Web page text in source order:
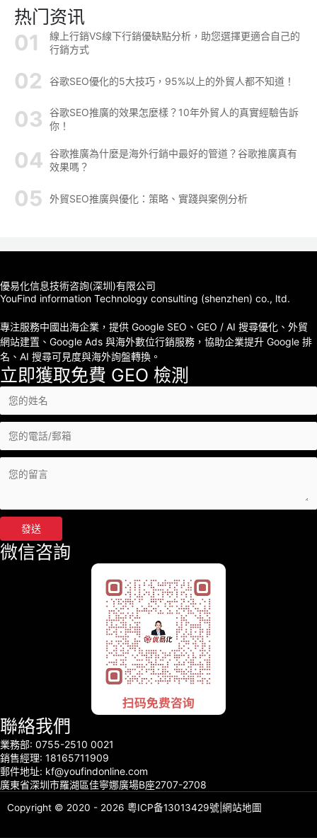
热门资讯
線上行銷VS線下行銷優缺點分析，助您選擇更適合自己的
行銷方式
谷歌SEO優化的5大技巧，95%以上的外貿人都不知道！
谷歌SEO推廣的效果怎麼樣？10年外貿人的真實經驗告訴
你！
谷歌推廣為什麼是海外行銷中最好的管道？谷歌推廣真有
效果嗎？
外貿SEO推廣與優化：策略、實踐與案例分析
優易化信息技術咨詢(深圳)有限公司
YouFind information Technology consulting (shenzhen) co., ltd.
專注服務中國出海企業，提供 Google SEO、GEO / AI 搜尋優化、外貿
網站建置、Google Ads 與海外數位行銷服務，協助企業提升 Google 排
名、AI 搜尋可見度與海外詢盤轉換。
立即獲取免費 GEO 檢測
發送
微信咨詢
聯絡我們
業務部: 0755-2510 0021
銷售經理: 18165711909
郵件地址: kf@youfindonline.com
廣東省深圳市羅湖區佳寧娜廣場B座2707-2708
Copyright © 2020 - 2026 粵ICP备13013429號 網站地圖